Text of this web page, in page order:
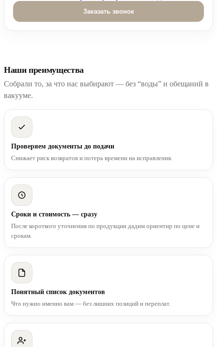
Оставьте это поле пустым.
Наши преимущества
Собрали то, за что нас выбирают — без “воды” и обещаний в
вакууме.
Проверяем документы до подачи
Снижает риск возвратов и потерь времени на исправления.
Сроки и стоимость — сразу
После короткого уточнения по продукции дадим ориентир по цене и
срокам.
Понятный список документов
Что нужно именно вам — без лишних позиций и переплат.